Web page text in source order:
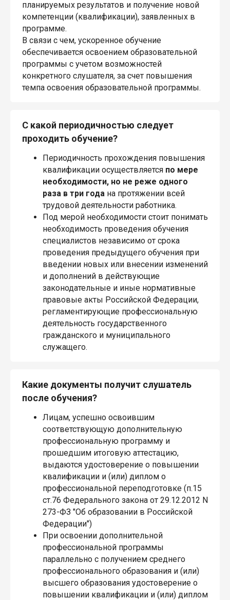
планируемых результатов и получение новой
компетенции (квалификации), заявленных в
программе.
В связи с чем, ускоренное обучение
обеспечивается освоением образовательной
программы с учетом возможностей
конкретного слушателя, за счет повышения
темпа освоения образовательной программы.
С какой периодичностью следует
проходить обучение?
Периодичность прохождения повышения
квалификации осуществляется по мере
необходимости, но не реже одного
раза в три года на протяжении всей
трудовой деятельности работника.
Под мерой необходимости стоит понимать
необходимость проведения обучения
специалистов независимо от срока
проведения предыдущего обучения при
введении новых или внесении изменений
и дополнений в действующие
законодательные и иные нормативные
правовые акты Российской Федерации,
регламентирующие профессиональную
деятельность государственного
гражданского и муниципального
служащего.
Какие документы получит слушатель
после обучения?
Лицам, успешно освоившим
соответствующую дополнительную
профессиональную программу и
прошедшим итоговую аттестацию,
выдаются удостоверение о повышении
квалификации и (или) диплом о
профессиональной переподготовке (п.15
ст.76 Федерального закона от 29.12.2012 N
273-ФЗ "Об образовании в Российской
Федерации")
При освоении дополнительной
профессиональной программы
параллельно с получением среднего
профессионального образования и (или)
высшего образования удостоверение о
повышении квалификации и (или) диплом